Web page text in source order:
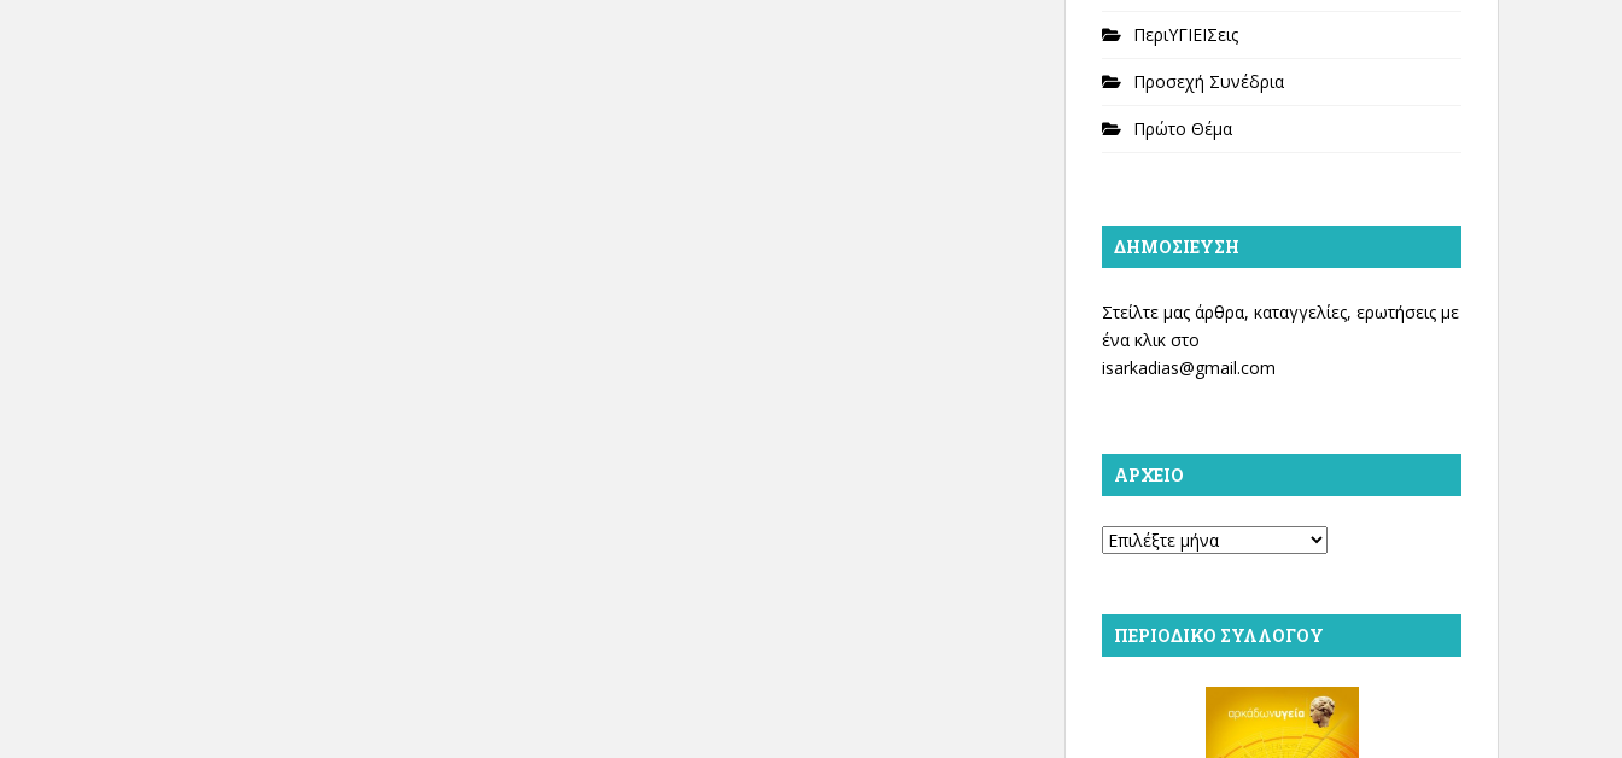
ΠεριΥΓΙΕΙΣεις
Προσεχή Συνέδρια
Πρώτο Θέμα
ΔΗΜΟΣΊΕΥΣΗ
Στείλτε μας άρθρα, καταγγελίες, ερωτήσεις με
ένα κλικ στο
isarkadias@gmail.com
ΑΡΧΕΊΟ
Αρχείο
ΠΕΡΙΟΔΙΚΌ ΣΥΛΛΌΓΟΥ